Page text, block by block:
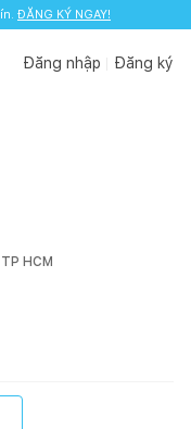
ĐĂNG KÝ NGAY!
ĐĂNG KÝ NGAY!
Đăng nhập Đăng ký
HCM